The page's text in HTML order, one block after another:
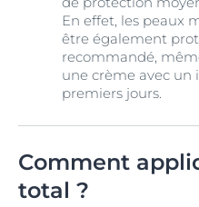
En effet, les peaux
être également
recommandé,
une crème avec un
premiers jours.
Comment
total ?